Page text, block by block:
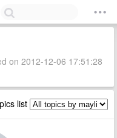
on 2012-12-06 17:51:28
list